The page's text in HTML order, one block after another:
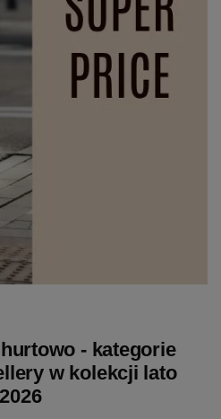
- kategorie
w kolekcji lato
2026